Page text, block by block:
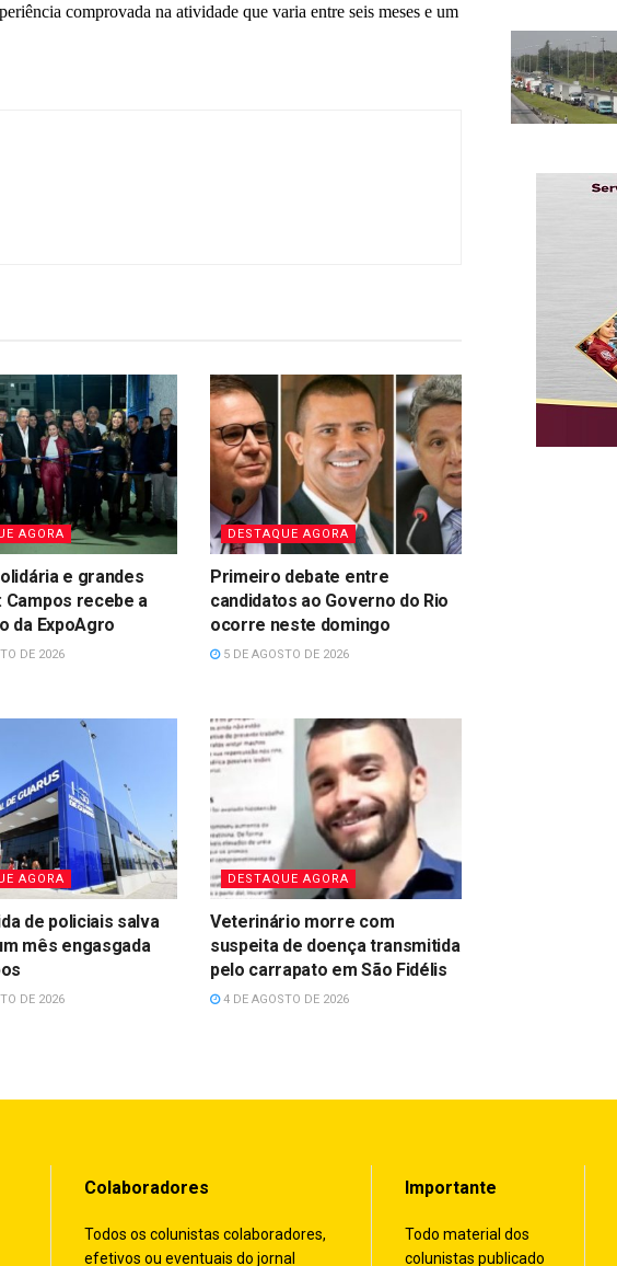
comprovada na atividade que varia entre seis meses e um
AGORA
e grandes
Campos recebe a
da ExpoAgro
DE 2026
DESTAQUE AGORA
Primeiro debate entre
candidatos ao Governo do Rio
ocorre neste domingo
5 DE AGOSTO DE 2026
AGORA
de policiais salva
mês engasgada
DE 2026
DESTAQUE AGORA
Veterinário morre com
suspeita de doença transmitida
pelo carrapato em São Fidélis
4 DE AGOSTO DE 2026
Colaboradores
Todos os colunistas colaboradores,
efetivos ou eventuais do jornal
Importante
Todo material dos
colunistas publicado